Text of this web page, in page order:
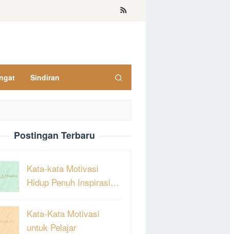
Sindiran
Postingan Terbaru
Kata-kata Motivasi
Hidup Penuh Inspirasi…
Kata-Kata Motivasi
untuk Pelajar